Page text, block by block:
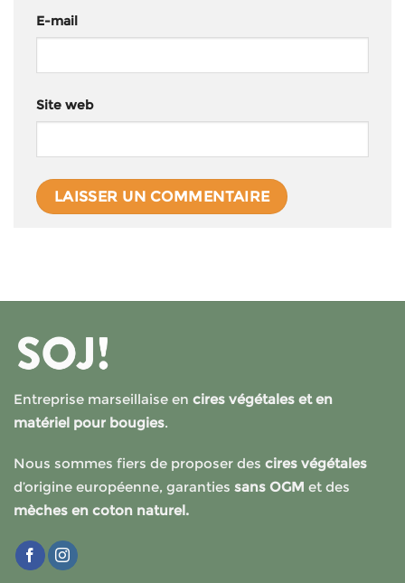
E-mail
Site web
Entreprise marseillaise en cires végétales et en
matériel pour bougies.
Nous sommes fiers de proposer des cires végétales
d’origine européenne, garanties sans OGM et des
mèches en coton naturel.